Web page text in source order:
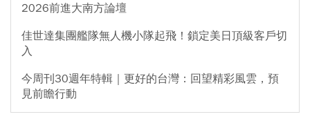
2026前進大南方論壇
佳世達集團艦隊無人機小隊起飛！鎖定美日頂級客戶切
入
今周刊30週年特輯｜更好的台灣：回望精彩風雲，預
見前瞻行動